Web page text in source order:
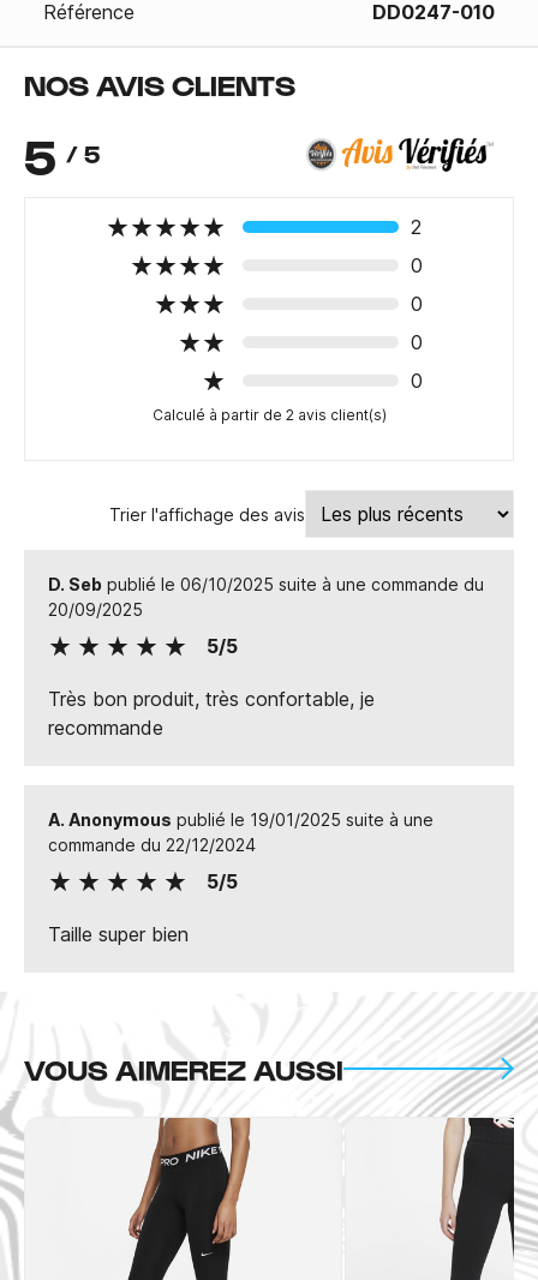
Référence DD0247-010
NOS AVIS CLIENTS
5 / 5
2
0
0
0
0
Calculé à partir de 2 avis client(s)
Trier l'affichage des avis
D. Seb publié le 06/10/2025 suite à une commande du
20/09/2025
5/5
Très bon produit, très confortable, je
recommande
A. Anonymous publié le 19/01/2025 suite à une
commande du 22/12/2024
5/5
Taille super bien
VOUS AIMEREZ AUSSI